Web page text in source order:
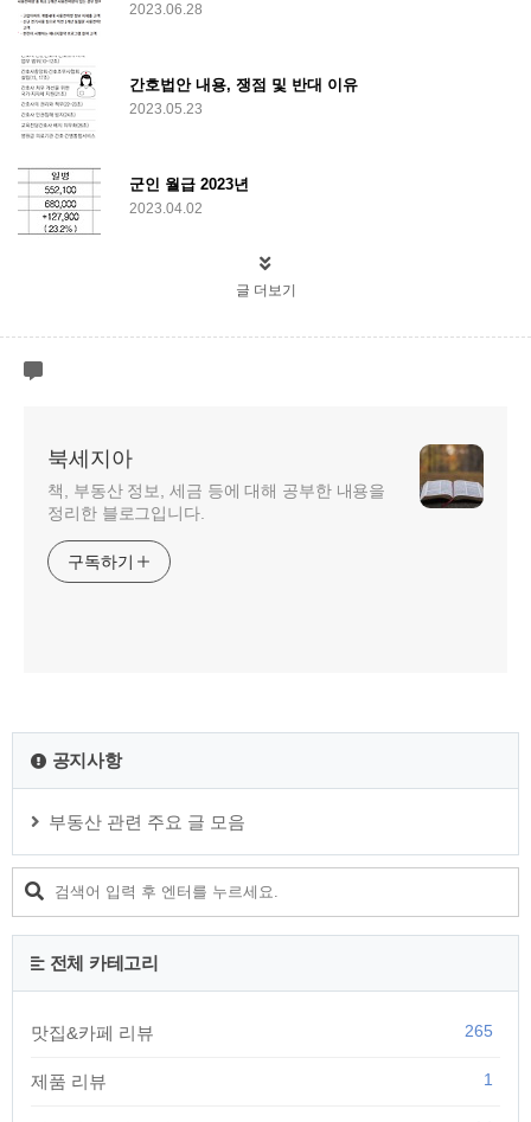
2023.06.28
간호법안 내용, 쟁점 및 반대 이유
2023.05.23
군인 월급 2023년
2023.04.02
글 더보기
북세지아
책, 부동산 정보, 세금 등에 대해 공부한 내용을
정리한 블로그입니다.
구독하기
공지사항
부동산 관련 주요 글 모음
전체 카테고리
맛집&카페 리뷰 265
제품 리뷰 1